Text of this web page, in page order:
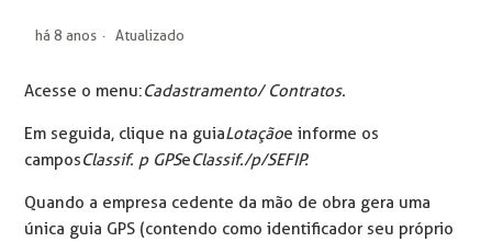
há 8 anos Atualizado
Acesse o menu:Cadastramento/ Contratos.
Em seguida, clique na guiaLotaçãoe informe os
camposClassif. p GPSeClassif./p/SEFIP.
Quando a empresa cedente da mão de obra gera uma
única guia GPS (contendo como identificador seu próprio